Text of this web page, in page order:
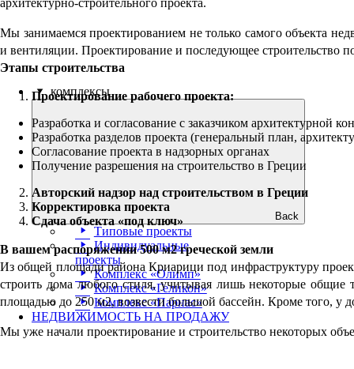
комплексы
Back
Типовые проекты
Индивидуальные
проекты
Комплекс «Олимп»
Комплекс «Геликон»
Комплекс «Парнас»
НЕДВИЖИМОСТЬ НА ПРОДАЖУ
архитектурно-строительного проекта.
Мы занимаемся проектированием не только самого объекта
и вентиляции. Проектирование и последующее строительство
Этапы строительства
Проектирование рабочего проекта:
Разработка и согласование с заказчиком архитектурной
Разработка разделов проекта (генеральный план,
Согласование проекта в надзорных органах
Получение разрешения на строительство в Греции
Авторский надзор над строительством в Греции
Корректировка проекта
Сдача объекта «под ключ»
В вашем распоряжении 500 м2 греческой земли
Из общей площади района Криарици под инфраструктуру
строить дома любого стиля, учитывая лишь некоторые
площадью до 250 м2, возвести большой бассейн. Кроме того,
Мы уже начали проектирование и строительство некоторых